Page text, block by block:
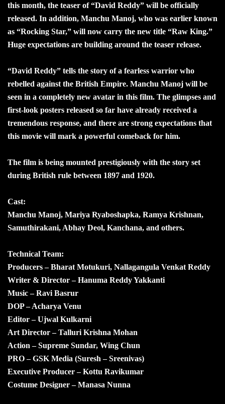
this month, the teaser of “David Reddy” will be officially
released. In addition, Manchu Manoj, who was earlier known
as “Rocking Star,” will now carry the new title “Raw King.”
Huge expectations are building around the teaser release.
“David Reddy” tells the story of a fearless warrior who
rebelled against the British Empire. Manchu Manoj will be
seen in a completely new avatar in this film. The glimpses and
first-look posters released so far have already received a
tremendous response, and there are strong expectations that
this movie will mark a powerful comeback for him.
The film is being mounted prestigiously with the story set
during British rule between 1897 and 1920.
Cast:
Manchu Manoj, Mariya Ryaboshapka, Ramya Krishnan,
Samuthirakani, Abhay Deol, Kanchana, and others.
Technical Team:
Producers – Bharat Motukuri, Nallagangula Venkat Reddy
Writer & Director – Hanuma Reddy Yakkanti
Music – Ravi Basrur
DOP – Acharya Venu
Editor – Ujwal Kulkarni
Art Director – Talluri Krishna Mohan
Action – Supreme Sundar, Wing Chun
PRO – GSK Media (Suresh – Sreenivas)
Executive Producer – Kottu Ravikumar
Costume Designer – Manasa Nunna